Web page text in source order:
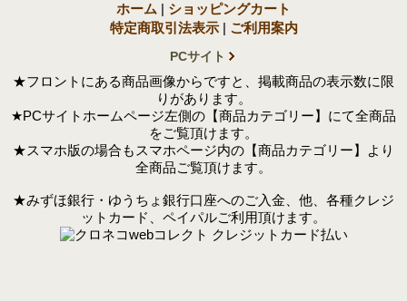
ホーム | ショッピングカート
特定商取引法表示 | ご利用案内
PCサイト
★フロントにある商品画像からですと、掲載商品の表示数に限
りがあります。
★PCサイトホームページ左側の【商品カテゴリー】にて全商品
をご覧頂けます。
★スマホ版の場合もスマホページ内の【商品カテゴリー】より
全商品ご覧頂けます。
★みずほ銀行・ゆうちょ銀行口座へのご入金、他、各種クレジ
ットカード、ペイパルご利用頂けます。